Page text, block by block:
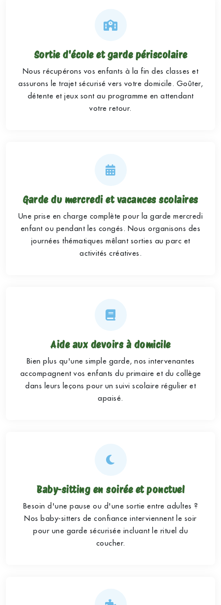
Sortie d'école et garde périscolaire
Nous récupérons vos enfants à la fin des classes et
assurons le trajet sécurisé vers votre domicile. Goûter,
détente et jeux sont au programme en attendant
votre retour.
Garde du mercredi et vacances scolaires
Une prise en charge complète pour la garde mercredi
enfant ou pendant les congés. Nous organisons des
journées thématiques mêlant sorties au parc et
activités créatives.
Aide aux devoirs à domicile
Bien plus qu'une simple garde, nos intervenantes
accompagnent vos enfants du primaire et du collège
dans leurs leçons pour un suivi scolaire régulier et
apaisé.
Baby-sitting en soirée et ponctuel
Besoin d'une pause ou d'une sortie entre adultes ?
Nos baby-sitters de confiance interviennent le soir
pour une garde sécurisée incluant le rituel du
coucher.